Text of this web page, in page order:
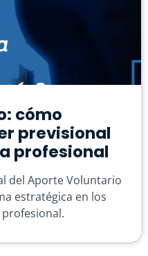
cómo
previsional
profesional
del Aporte Voluntario
estratégica en los